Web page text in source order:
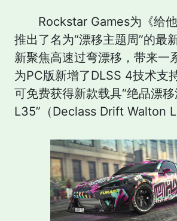
Rockstar Games为《给他
推出了名为“漂移主题周”的最
新聚焦高速过弯漂移，带来一
为PC版新增了DLSS 4技术支
可免费获得新款载具“绝品漂
L35”（Declass Drift Walton